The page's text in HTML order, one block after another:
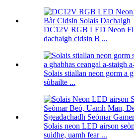
DC12V RGB LED Neon
dachaigh cidsin B ...
Solais stiallan neon gorm a
sùbailte ...
Solais neon LED airson
suidhe, uamh fear ...